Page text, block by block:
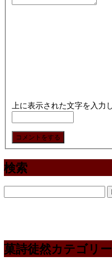
上に表示された文字を入力
検索
菓詩徒然カテゴリー